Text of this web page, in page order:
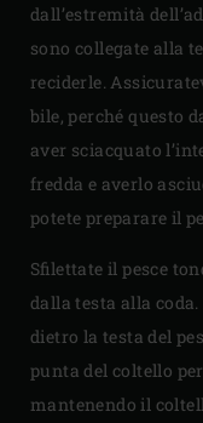
dall’estremità
sono collegate alla
reciderle.
bile, perché questo
aver sciacquato
fredda e averlo
potete preparare il
Sfilettate il pesce
dalla testa alla
dietro la testa del
punta del coltello
mantenendo il